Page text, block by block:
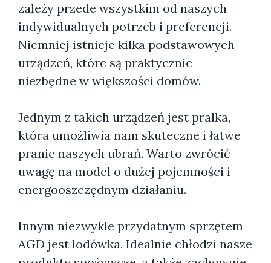
zależy przede wszystkim od naszych
indywidualnych potrzeb i preferencji.
Niemniej istnieje kilka podstawowych
urządzeń, które są praktycznie
niezbędne w większości domów.
Jednym z takich urządzeń jest pralka,
która umożliwia nam skuteczne i łatwe
pranie naszych ubrań. Warto zwrócić
uwagę na model o dużej pojemności i
energooszczędnym działaniu.
Innym niezwykle przydatnym sprzętem
AGD jest lodówka. Idealnie chłodzi nasze